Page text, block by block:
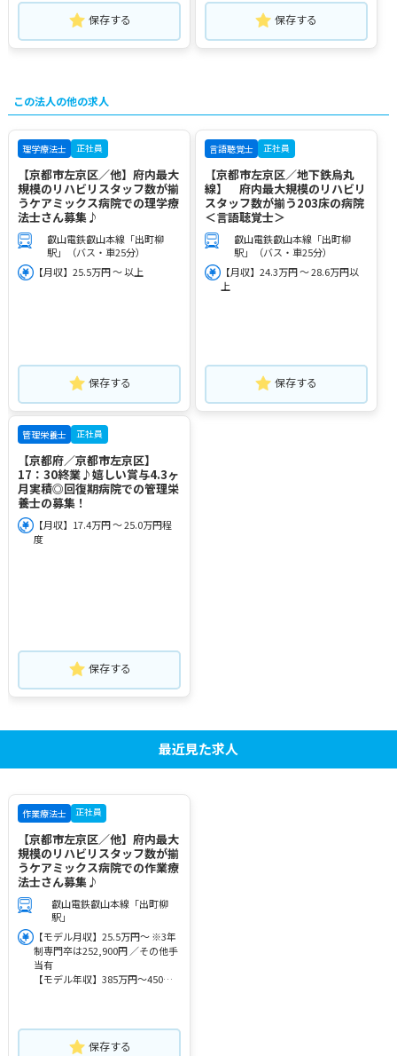
保存する 保存する
この法人の他の求人
理学療法士 正社員
【京都市左京区／他】府内最大
規模のリハビリスタッフ数が揃
うケアミックス病院での理学療
法士さん募集♪
叡山電鉄叡山本線「出町柳
駅」（バス・車25分）
【月収】25.5万円 ～ 以上
保存する
言語聴覚士 正社員
【京都市左京区／地下鉄烏丸
線】 府内最大規模のリハビリ
スタッフ数が揃う203床の病院
＜言語聴覚士＞
叡山電鉄叡山本線「出町柳
駅」（バス・車25分）
【月収】24.3万円 ～ 28.6万円以
上
保存する
管理栄養士 正社員
【京都府／京都市左京区】
17：30終業♪嬉しい賞与4.3ヶ
月実積◎回復期病院での管理栄
養士の募集！
【月収】17.4万円 ～ 25.0万円程
度
保存する
最近見た求人
作業療法士 正社員
【京都市左京区／他】府内最大
規模のリハビリスタッフ数が揃
うケアミックス病院での作業療
法士さん募集♪
叡山電鉄叡山本線「出町柳
駅」
【モデル月収】25.5万円～ ※3年
制専門卒は252,900円 ／その他手
当有
【モデル年収】385万円～450万
保存する